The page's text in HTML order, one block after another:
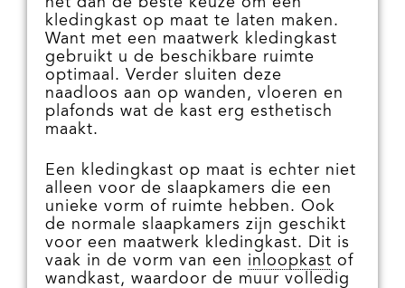
kledingkast op maat te laten maken.
Want met een maatwerk kledingkast
gebruikt u de beschikbare ruimte
optimaal. Verder sluiten deze
naadloos aan op wanden, vloeren en
plafonds wat de kast erg esthetisch
maakt.
Een kledingkast op maat is echter niet
alleen voor de slaapkamers die een
unieke vorm of ruimte hebben. Ook
de normale slaapkamers zijn geschikt
voor een maatwerk kledingkast. Dit is
vaak in de vorm van een inloopkast of
wandkast, waardoor de muur volledig